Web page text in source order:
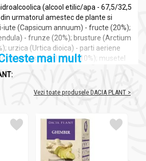
(alcool etilic/apa - 67,5/32,5
urmatorul amestec de plante si
iute (Capsicum annuum) - fructe (20%);
- frunze (20%); brusture (Arctium
urzica (Urtica dioica) - parti aeriene
angustifolia) - flori (10%); musetel
parului si scalpului.
mai mult
Vezi toate produsele DACIA PLANT >